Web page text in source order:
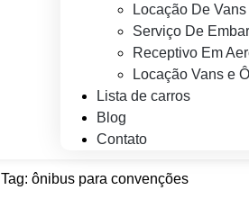
Locação De
Serviço De
Receptivo Em
Locação Vans e
Lista de carros
Blog
Contato
Tag: ônibus para convenções